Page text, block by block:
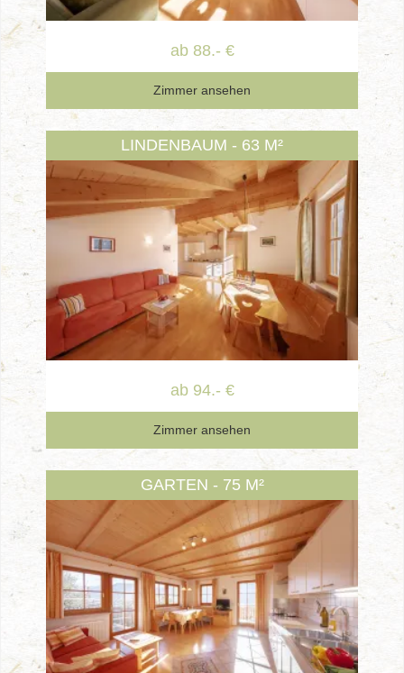
ab 88.- €
Zimmer ansehen
LINDENBAUM - 63 M²
ab 94.- €
Zimmer ansehen
GARTEN - 75 M²